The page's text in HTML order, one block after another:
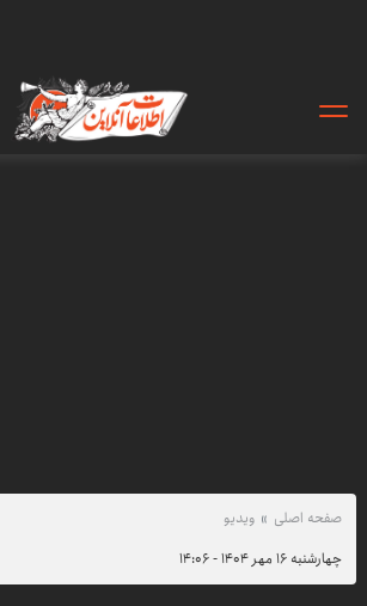
صفحه اصلی ویدیو
چهارشنبه ۱۶ مهر ۱۴۰۴ - ۱۴:۰۶